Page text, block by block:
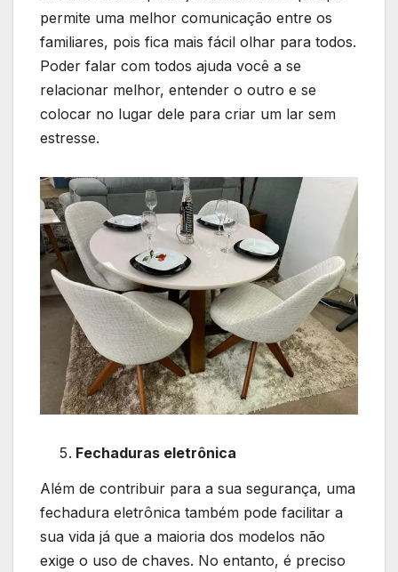
permite uma melhor comunicação entre os
familiares, pois fica mais fácil olhar para todos.
Poder falar com todos ajuda você a se
relacionar melhor, entender o outro e se
colocar no lugar dele para criar um lar sem
estresse.
Fechaduras eletrônica
Além de contribuir para a sua segurança, uma
fechadura eletrônica também pode facilitar a
sua vida já que a maioria dos modelos não
exige o uso de chaves. No entanto, é preciso